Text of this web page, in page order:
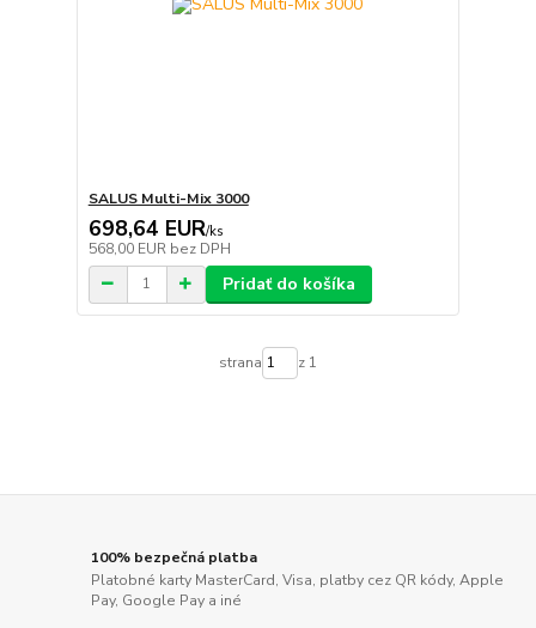
SALUS Multi-Mix 3000
698,64 EUR/ks
568,00 EUR bez DPH
Pridať do košíka
strana z 1
100% bezpečná platba
Platobné karty MasterCard, Visa, platby cez QR kódy, Apple
Pay, Google Pay a iné